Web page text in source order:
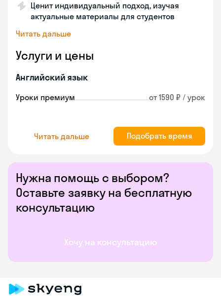
Нужна помощь с выбором?
Оставьте заявку на бесплатную
консультацию
Хочу на консультацию
Ценит индивидуальный подход, изучая
актуальные материалы для студентов
Читать дальше
Услуги и цены
Английский язык
Уроки премиум от 1590 ₽ / урок
Читать дальше Подобрать время